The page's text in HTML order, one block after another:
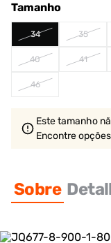
Tamanho
34 35
40 41
46
Este tamanho
Encontre
Sobre